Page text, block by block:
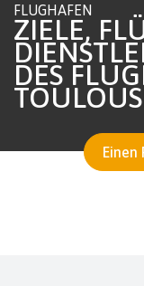
FLUGHAFEN
ZIELE,
DES
Einen